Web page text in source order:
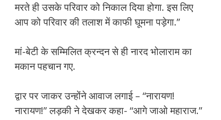
मरते ही उसके परिवार को निकाल दिया होगा. इस लिए
आप को परिवार की तलाश में काफी घूमना पड़ेगा.”
मां-बेटी के सम्मिलित क्रन्दन से ही नारद भोलाराम का
मकान पहचान गए.
द्वार पर जाकर उन्होंने आवाज लगाई – “नारायण!
नारायण!” लड़की ने देखकर कहा- “आगे जाओ महाराज.”